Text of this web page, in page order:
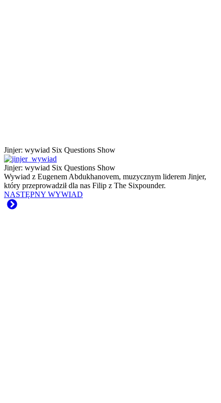
Jinjer: wywiad Six Questions Show
Jinjer: wywiad Six Questions Show
Wywiad z Eugenem Abdukhanovem, muzycznym liderem Jinjer,
który przeprowadził dla nas Filip z The Sixpounder.
NASTĘPNY WYWIAD